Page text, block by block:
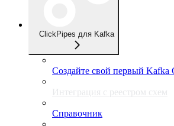
ClickPipes для Kafka
Создайте свой первый Kafka
Интеграция с реестром схем
Справочник